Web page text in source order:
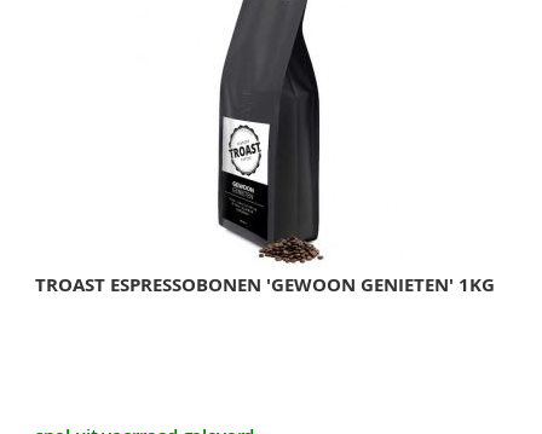
TROAST ESPRESSOBONEN 'GEWOON GENIETEN' 1KG